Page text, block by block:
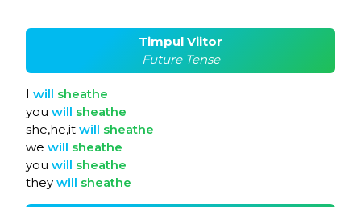
Timpul Viitor
Future Tense
I will sheathe
you will sheathe
she,he,it will sheathe
we will sheathe
you will sheathe
they will sheathe